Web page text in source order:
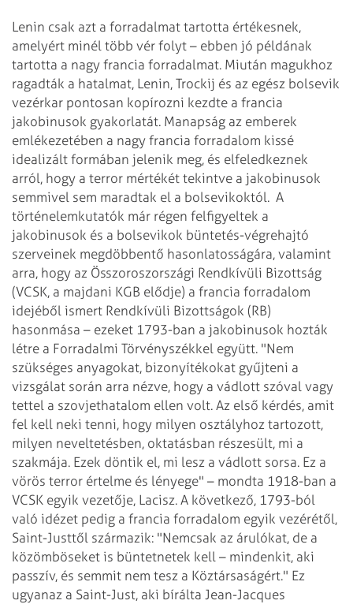
Lenin csak azt a forradalmat tartotta értékesnek,
amelyért minél több vér folyt – ebben jó példának
tartotta a nagy francia forradalmat. Miután magukhoz
ragadták a hatalmat, Lenin, Trockij és az egész bolsevik
vezérkar pontosan kopírozni kezdte a francia
jakobinusok gyakorlatát. Manapság az emberek
emlékezetében a nagy francia forradalom kissé
idealizált formában jelenik meg, és elfeledkeznek
arról, hogy a terror mértékét tekintve a jakobinusok
semmivel sem maradtak el a bolsevikoktól. A
történelemkutatók már régen felfigyeltek a
jakobinusok és a bolsevikok büntetés-végrehajtó
szerveinek megdöbbentő hasonlatosságára, valamint
arra, hogy az Összoroszországi Rendkívüli Bizottság
(VCSK, a majdani KGB elődje) a francia forradalom
idejéből ismert Rendkívüli Bizottságok (RB)
hasonmása – ezeket 1793-ban a jakobinusok hozták
létre a Forradalmi Törvényszékkel együtt. "Nem
szükséges anyagokat, bizonyítékokat gyűjteni a
vizsgálat során arra nézve, hogy a vádlott szóval vagy
tettel a szovjethatalom ellen volt. Az első kérdés, amit
fel kell neki tenni, hogy milyen osztályhoz tartozott,
milyen neveltetésben, oktatásban részesült, mi a
szakmája. Ezek döntik el, mi lesz a vádlott sorsa. Ez a
vörös terror értelme és lényege" – mondta 1918-ban a
VCSK egyik vezetője, Lacisz. A következő, 1793-ból
való idézet pedig a francia forradalom egyik vezérétől,
Saint-Justtől származik: "Nemcsak az árulókat, de a
közömböseket is büntetnetek kell – mindenkit, aki
passzív, és semmit nem tesz a Köztársaságért." Ez
ugyanaz a Saint-Just, aki bírálta Jean-Jacques